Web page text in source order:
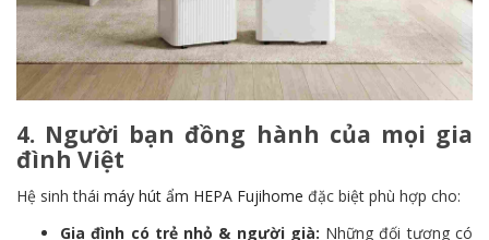
4. Người bạn đồng hành của mọi gia
đình Việt
Hệ sinh thái máy hút ẩm HEPA Fujihome đặc biệt phù hợp cho:
Gia đình có trẻ nhỏ & người già: Những đối tượng có